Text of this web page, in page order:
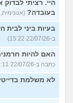
היי. רציתי
בעובדה? (אנונימית, בת 18, כתבה ב-22/
בעיות ביני לבית
ב-22/07/26 15:22)
האם להיות
כתבה ב-22/07/26 15:11)
לא משלמת